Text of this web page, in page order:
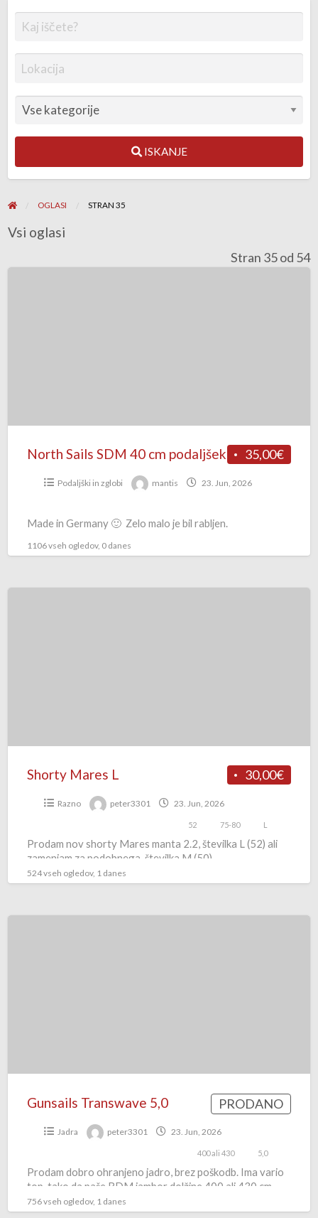
ISKANJE
OGLASI STRAN 35
Vsi oglasi
Stran 35 od 54
35,00€
North Sails SDM 40 cm podaljšek
Podaljški in zglobi mantis 23. Jun, 2026
Made in Germany 🙂 Zelo malo je bil rabljen.
1106 vseh ogledov, 0 danes
30,00€
Shorty Mares L
Razno peter3301 23. Jun, 2026
52 75-80 L
Prodam nov shorty Mares manta 2.2, številka L (52) ali
zamenjam za podobnega, številka M (50).
524 vseh ogledov, 1 danes
PRODANO
Gunsails Transwave 5,0
Jadra peter3301 23. Jun, 2026
400 ali 430 5,0
Prodam dobro ohranjeno jadro, brez poškodb. Ima vario
top, tako da paše RDM jambor dolžine 400 ali 430 cm.
756 vseh ogledov, 1 danes